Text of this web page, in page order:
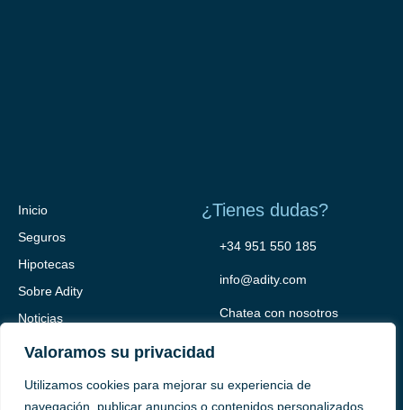
Valoramos su privacidad
Utilizamos cookies para mejorar su experiencia de
navegación, publicar anuncios o contenidos personalizados
Inicio
Seguros
Hipotecas
Sobre Adity
Noticias
Contacto
¿Tienes dudas?
+34 951 550 185
info@adity.com
Chatea con nosotros